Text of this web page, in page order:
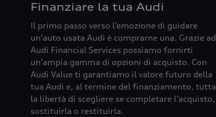
Finanziare la tua Audi
Il primo passo verso l’emozione di guidare
un’auto usata Audi è comprarne una. Grazie ad
Audi Financial Services possiamo fornirti
un’ampia gamma di opzioni di acquisto. Con
Audi Value ti garantiamo il valore futuro della
tua Audi e, al termine del finanziamento, tutta
la libertà di scegliere se completare l’acquisto,
sostituirla o restituirla.